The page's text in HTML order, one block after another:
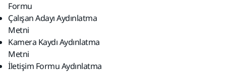
Formu
Çalışan Adayı Aydınlatma
Metni
Kamera Kaydı Aydınlatma
Metni
İletişim Formu Aydınlatma